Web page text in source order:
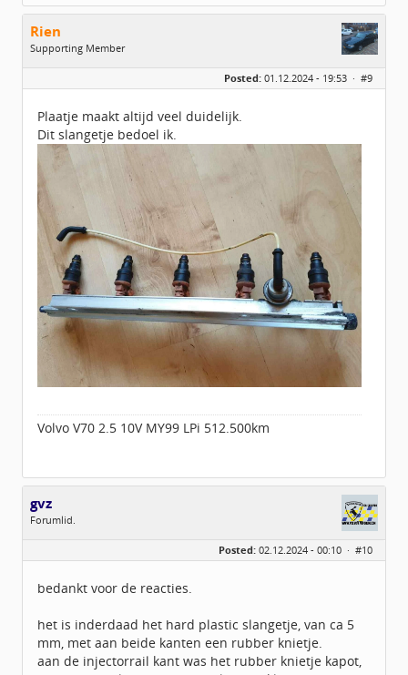
Rien
Supporting Member
Geslacht:
Leeftijd:
46
Geregistreerd:01 / 2020
Posted: 01.12.2024 - 19:53 · #9
Plaatje maakt altijd veel duidelijk.
Dit slangetje bedoel ik.
Volvo V70 2.5 10V MY99 LPi 512.500km
gvz
Forumlid.
Leeftijd:
73
Geregistreerd:11 / 2015
Posted: 02.12.2024 - 00:10 · #10
bedankt voor de reacties.
het is inderdaad het hard plastic slangetje, van ca 5
mm, met aan beide kanten een rubber knietje.
aan de injectorrail kant was het rubber knietje kapot,